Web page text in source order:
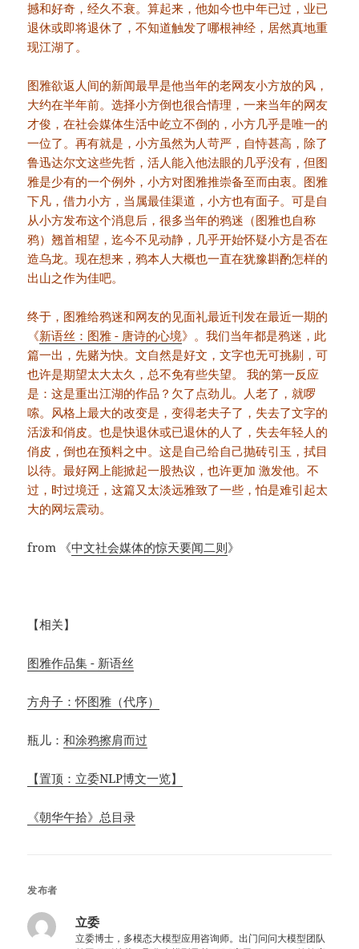
撼和好奇，经久不衰。算起来，他如今也中年已过，业已
退休或即将退休了，不知道触发了哪根神经，居然真地重
现江湖了。
图雅欲返人间的新闻最早是他当年的老网友小方放的风，
大约在半年前。选择小方倒也很合情理，一来当年的网友
才俊，在社会媒体生活中屹立不倒的，小方几乎是唯一的
一位了。再有就是，小方虽然为人苛严，自恃甚高，除了
鲁迅达尔文这些先哲，活人能入他法眼的几乎没有，但图
雅是少有的一个例外，小方对图雅推崇备至而由衷。图雅
下凡，借力小方，当属最佳渠道，小方也有面子。可是自
从小方发布这个消息后，很多当年的鸦迷（图雅也自称
鸦）翘首相望，迄今不见动静，几乎开始怀疑小方是否在
造乌龙。现在想来，鸦本人大概也一直在犹豫斟酌怎样的
出山之作为佳吧。
终于，图雅给鸦迷和网友的见面礼最近刊发在最近一期的
《新语丝：图雅 - 唐诗的心境》。我们当年都是鸦迷，此
篇一出，先赌为快。文自然是好文，文字也无可挑剔，可
也许是期望太大太久，总不免有些失望。 我的第一反应
是：这是重出江湖的作品？欠了点劲儿。人老了，就啰
嗦。风格上最大的改变是，变得老夫子了，失去了文字的
活泼和俏皮。也是快退休或已退休的人了，失去年轻人的
俏皮，倒也在预料之中。这是自己给自己抛砖引玉，拭目
以待。最好网上能掀起一股热议，也许更加 激发他。不
过，时过境迁，这篇又太淡远雅致了一些，怕是难引起太
大的网坛震动。
from 《中文社会媒体的惊天要闻二则》
【相关】
图雅作品集 - 新语丝
方舟子：怀图雅（代序）
瓶儿：和涂鸦擦肩而过
【置顶：立委NLP博文一览】
《朝华午拾》总目录
发布者
立委
立委博士，多模态大模型应用咨询师。出门问问大模型团队